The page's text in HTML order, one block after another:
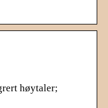
høytaler;